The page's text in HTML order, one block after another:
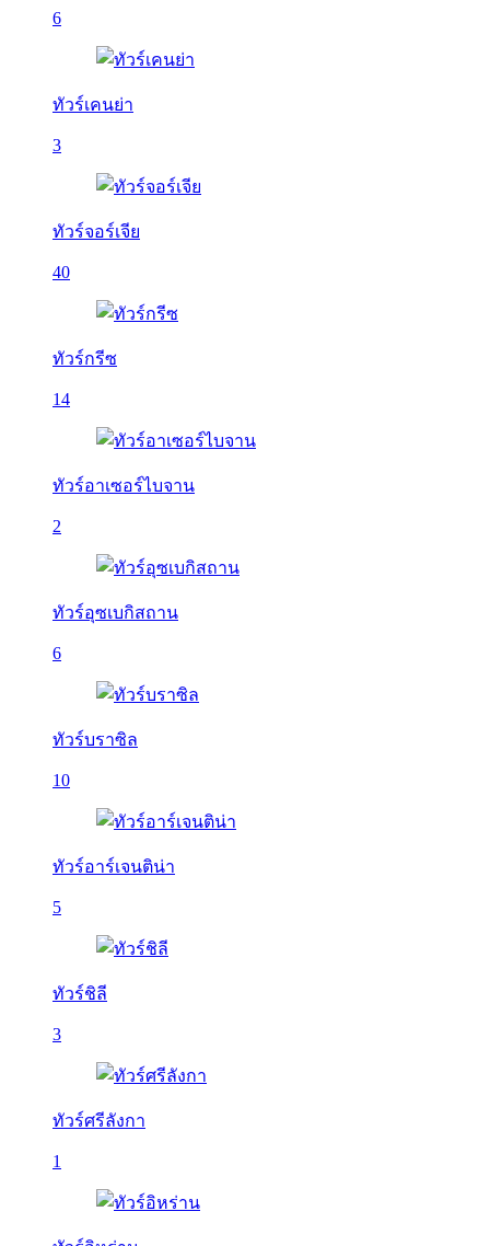
6
ทัวร์เคนย่า
3
ทัวร์จอร์เจีย
40
ทัวร์กรีซ
14
ทัวร์อาเซอร์ไบจาน
2
ทัวร์อุซเบกิสถาน
6
ทัวร์บราซิล
10
ทัวร์อาร์เจนติน่า
5
ทัวร์ชิลี
3
ทัวร์ศรีลังกา
1